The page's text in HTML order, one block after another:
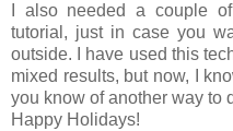
I also needed a couple
tutorial, just in case you
outside. I have used this
mixed results, but now, I
you know of another way to
Happy Holidays!